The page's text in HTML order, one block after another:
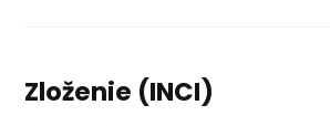
Zloženie (INCI)